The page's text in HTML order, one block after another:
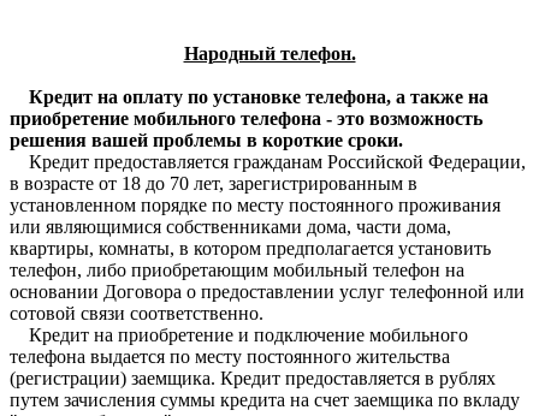
Народный телефон.
Кредит на оплату по установке телефона, а также на
приобретение мобильного телефона - это возможность
решения вашей проблемы в короткие сроки.
Кредит предоставляется гражданам Российской Федерации,
в возрасте от 18 до 70 лет, зарегистрированным в
установленном порядке по месту постоянного проживания
или являющимися собственниками дома, части дома,
квартиры, комнаты, в котором предполагается установить
телефон, либо приобретающим мобильный телефон на
основании Договора о предоставлении услуг телефонной или
сотовой связи соответственно.
Кредит на приобретение и подключение мобильного
телефона выдается по месту постоянного жительства
(регистрации) заемщика. Кредит предоставляется в рублях
путем зачисления суммы кредита на счет заемщика по вкладу